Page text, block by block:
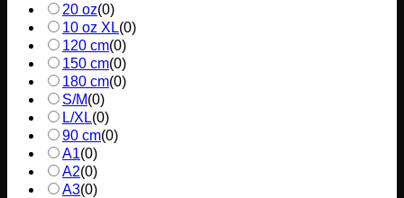
20 oz(0)
10 oz XL(0)
120 cm(0)
150 cm(0)
180 cm(0)
S/M(0)
L/XL(0)
90 cm(0)
A1(0)
A2(0)
A3(0)